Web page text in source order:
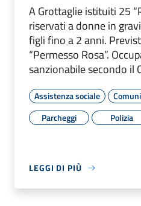
A Grottaglie istituiti 25
riservati a donne in
figli fino a 2 anni.
“Permesso Rosa”.
sanzionabile secondo il
Assistenza sociale
Parcheggi
Polizia
LEGGI DI PIÙ